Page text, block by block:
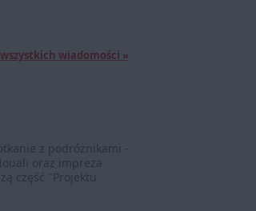
wiadomości »
z podróżnikami -
oraz impreza
część "Projektu